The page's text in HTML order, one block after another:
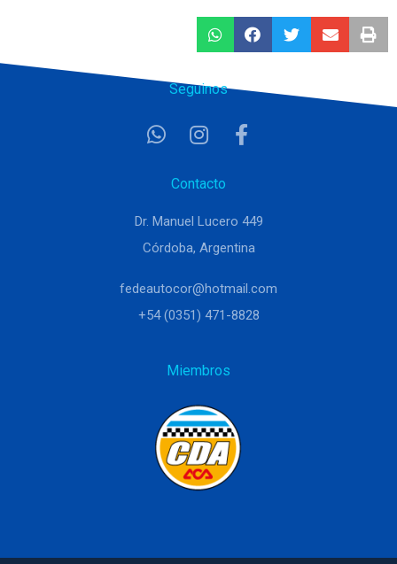
Seguinos
Contacto
Dr. Manuel Lucero 449
Córdoba, Argentina
fedeautocor@hotmail.com
+54 (0351) 471-8828
Miembros